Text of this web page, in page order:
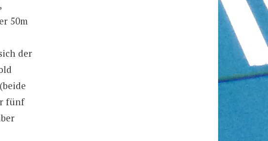
50m
der
fünf